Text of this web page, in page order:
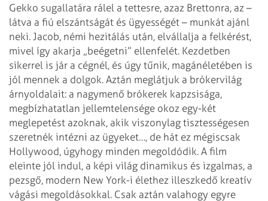
Gekko sugallatára rálel a tettesre, azaz Brettonra, az –
látva a fiú elszántságát és ügyességét – munkát ajánl
neki. Jacob, némi hezitálás után, elvállalja a felkérést,
mivel így akarja „beégetni” ellenfelét. Kezdetben
sikerrel is jár a cégnél, és úgy tűnik, magánéletében is
jól mennek a dolgok. Aztán meglátjuk a brókervilág
árnyoldalait: a nagymenő brókerek kapzsisága,
megbízhatatlan jellemtelensége okoz egy-két
meglepetést azoknak, akik viszonylag tisztességesen
szeretnék intézni az ügyeket…, de hát ez mégiscsak
Hollywood, úgyhogy minden megoldódik. A film
eleinte jól indul, a képi világ dinamikus és izgalmas, a
pezsgő, modern New York-i élethez illeszkedő kreatív
vágási megoldásokkal. Csak aztán valahogy egyre